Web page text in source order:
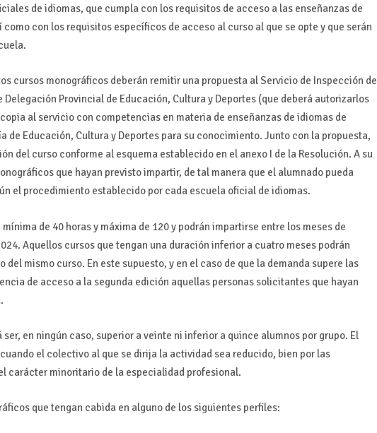
de idiomas, que cumpla con los requisitos de acceso a las enseñanzas de
con los requisitos específicos de acceso al curso al que se opte y que serán
cursos monográficos deberán remitir una propuesta al Servicio de Inspección de
Provincial de Educación, Cultura y Deportes (que deberá autorizarlos
al servicio con competencias en materia de enseñanzas de idiomas de
de Educación, Cultura y Deportes para su conocimiento. Junto con la propuesta,
del curso conforme al esquema establecido en el anexo I de la Resolución. A su
que hayan previsto impartir, de tal manera que el alumnado pueda
el procedimiento establecido por cada escuela oficial de idiomas.
de 40 horas y máxima de 120 y podrán impartirse entre los meses de
Aquellos cursos que tengan una duración inferior a cuatro meses podrán
del mismo curso. En este supuesto, y en el caso de que la demanda supere las
de acceso a la segunda edición aquellas personas solicitantes que hayan
ser, en ningún caso, superior a veinte ni inferior a quince alumnos por grupo. El
el colectivo al que se dirija la actividad sea reducido, bien por las
carácter minoritario de la especialidad profesional.
que tengan cabida en alguno de los siguientes perfiles: